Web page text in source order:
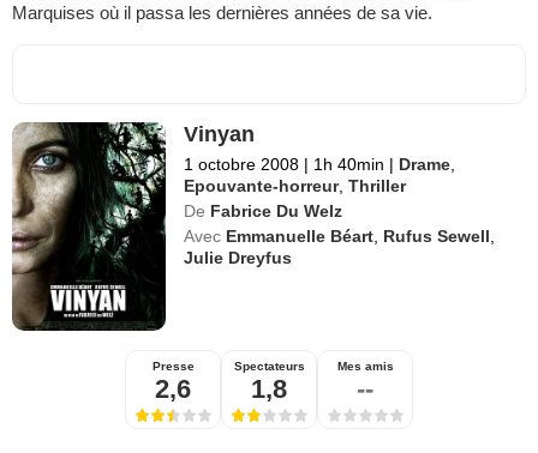
Marquises où il passa les dernières années de sa vie.
Vinyan
1 octobre 2008 | 1h 40min | Drame
Epouvante-horreur,Thriller
De Fabrice Du Welz
Avec Emmanuelle Béart Rufus Sewell
Julie Dreyfus
Presse
2,6
Spectateurs
1,8
Mes amis
--